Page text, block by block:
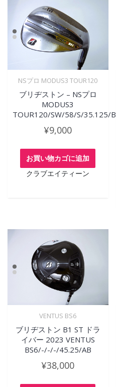
NSプロ MODUS3 TOUR120
ブリヂストン – NSプロ
MODUS3
TOUR120/SW/58/S/35.125/B
¥9,000
お買い物カゴに追加
クラブエイティーン
VENTUS BS6
ブリヂストン B1 ST ドラ
イバー 2023 VENTUS
BS6/-/-/-/45.25/AB
¥38,000